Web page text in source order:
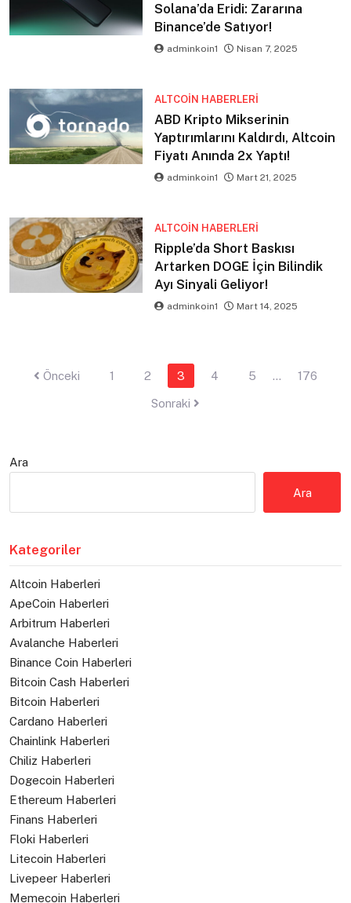
Solana’da Eridi: Zararına
Binance’de Satıyor!
adminkoin1 Nisan 7, 2025
ALTCOIN HABERLERI
ABD Kripto Mikserinin
Yaptırımlarını Kaldırdı, Altcoin
Fiyatı Anında 2x Yaptı!
adminkoin1 Mart 21, 2025
ALTCOIN HABERLERI
Ripple’da Short Baskısı
Artarken DOGE İçin Bilindik
Ayı Sinyali Geliyor!
adminkoin1 Mart 14, 2025
Önceki 1 2 3 4 5 … 176
Sonraki
Ara
Ara
Kategoriler
Altcoin Haberleri
ApeCoin Haberleri
Arbitrum Haberleri
Avalanche Haberleri
Binance Coin Haberleri
Bitcoin Cash Haberleri
Bitcoin Haberleri
Cardano Haberleri
Chainlink Haberleri
Chiliz Haberleri
Dogecoin Haberleri
Ethereum Haberleri
Finans Haberleri
Floki Haberleri
Litecoin Haberleri
Livepeer Haberleri
Memecoin Haberleri